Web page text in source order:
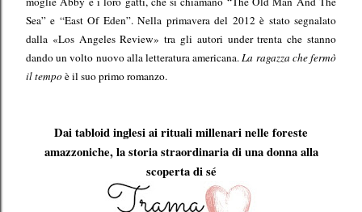
Sea” e “East Of Eden”. Nella primavera del 2012 è stato segnalato
dalla «Los Angeles Review» tra gli autori under trenta che stanno
dando un volto nuovo alla letteratura americana.La ragazza che fermò
il tempoè il suo primo romanzo.
Dai tabloid inglesi ai rituali millenari nelle foreste
amazzoniche, la storia straordinaria di una donna alla
scoperta di sé